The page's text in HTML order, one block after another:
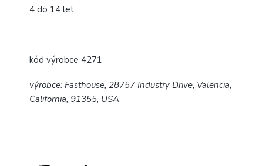
4 do 14 let.
kód výrobce 4271
výrobce: Fasthouse, 28757 Industry Drive, Valencia,
California, 91355, USA